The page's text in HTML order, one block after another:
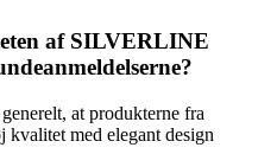
af SILVERLINE
at produkterne fra
med elegant design